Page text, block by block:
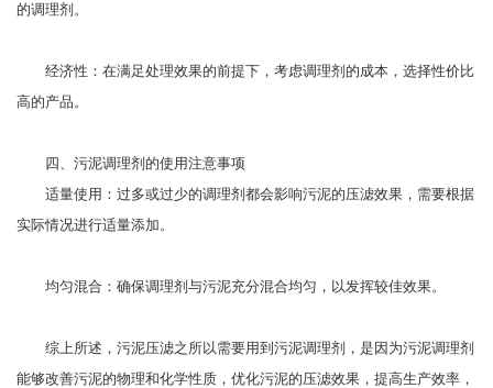
的调理剂。
经济性：在满足处理效果的前提下，考虑调理剂的成本，选择性价比
高的产品。
四、污泥调理剂的使用注意事项
适量使用：过多或过少的调理剂都会影响污泥的压滤效果，需要根据
实际情况进行适量添加。
均匀混合：确保调理剂与污泥充分混合均匀，以发挥较佳效果。
综上所述，污泥压滤之所以需要用到污泥调理剂，是因为污泥调理剂
能够改善污泥的物理和化学性质，优化污泥的压滤效果，提高生产效率，